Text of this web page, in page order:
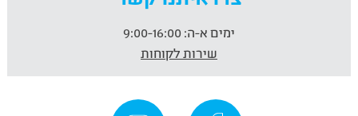
ימים א-ה:
שירות לקוחות